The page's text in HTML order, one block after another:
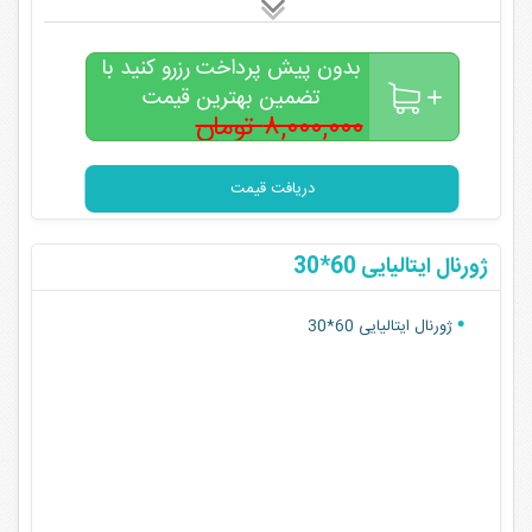
بدون پیش پرداخت رزرو کنید با
تضمین بهترین قیمت
۸,۰۰۰,۰۰۰ تومان
۵,۵۰۰,۰۰۰تومان
دریافت قیمت
ژورنال ایتالیایی 60*30
ژورنال ایتالیایی 60*30